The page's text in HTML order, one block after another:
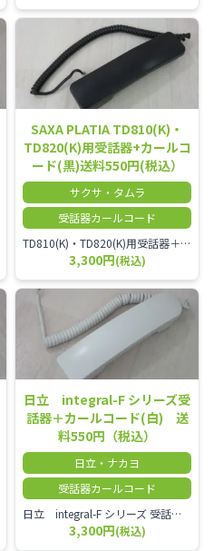
SAXA PLATIA TD810(K)・
TD820(K)用受話器+カールコ
ード(黒)送料550円(税込）
サクサ・タムラ
受話器カールコード
TD810(K)・TD820(K)用受話器＋カールコード セット／本商品は中古品となります。 写真では分かりにくいキズ・汚れなどの使用感があります。 予めご理解・ご了承頂きますようお願いいたします。
3,300円(税込)
日立 integral-F シリーズ受
話器＋カールコード(白) 送
料550円（税込）
日立・ナカヨ
受話器カールコード
日立 integral-F シリーズ 受話器＋カールコード セット（白）／本商品は中古品となります。 写真では分かりにくいキズ・汚れなどの使用感があります。 経年変化で日焼けの色味が強くなる場合がございます。 予めご理解・ご了承頂きますようお願いいたします。
3,300円(税込)